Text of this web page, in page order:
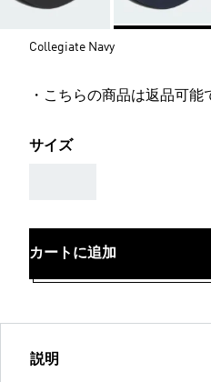
Collegiate Navy
・こちらの商品は返品可能
サイズ
カートに追加
説明